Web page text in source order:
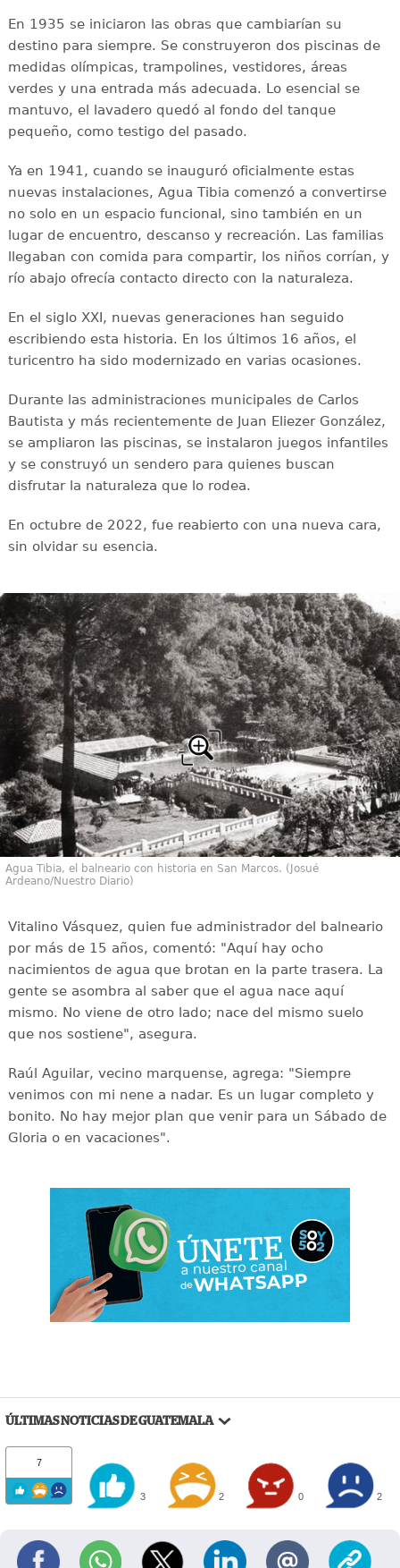
En 1935 se iniciaron las obras que cambiarían su
destino para siempre. Se construyeron dos piscinas de
medidas olímpicas, trampolines, vestidores, áreas
verdes y una entrada más adecuada. Lo esencial se
mantuvo, el lavadero quedó al fondo del tanque
pequeño, como testigo del pasado.
Ya en 1941, cuando se inauguró oficialmente estas
nuevas instalaciones, Agua Tibia comenzó a convertirse
no solo en un espacio funcional, sino también en un
lugar de encuentro, descanso y recreación. Las familias
llegaban con comida para compartir, los niños corrían, y
río abajo ofrecía contacto directo con la naturaleza.
En el siglo XXI, nuevas generaciones han seguido
escribiendo esta historia. En los últimos 16 años, el
turicentro ha sido modernizado en varias ocasiones.
Durante las administraciones municipales de Carlos
Bautista y más recientemente de Juan Eliezer González,
se ampliaron las piscinas, se instalaron juegos infantiles
y se construyó un sendero para quienes buscan
disfrutar la naturaleza que lo rodea.
En octubre de 2022, fue reabierto con una nueva cara,
sin olvidar su esencia.
Agua Tibia, el balneario con historia en San Marcos. (Josué
Ardeano/Nuestro Diario)
Vitalino Vásquez, quien fue administrador del balneario
por más de 15 años, comentó: "Aquí hay ocho
nacimientos de agua que brotan en la parte trasera. La
gente se asombra al saber que el agua nace aquí
mismo. No viene de otro lado; nace del mismo suelo
que nos sostiene", asegura.
Raúl Aguilar, vecino marquense, agrega: "Siempre
venimos con mi nene a nadar. Es un lugar completo y
bonito. No hay mejor plan que venir para un Sábado de
Gloria o en vacaciones".
ÚLTIMAS NOTICIAS DE GUATEMALA
7
3 2 0 2